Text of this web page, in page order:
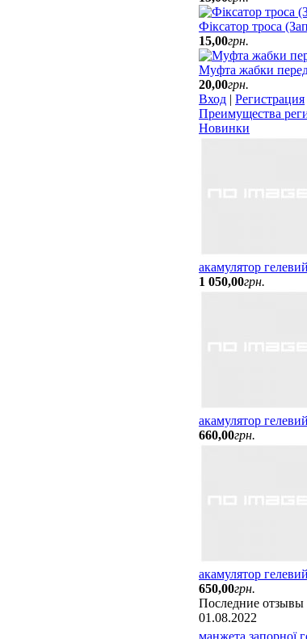
Фіксатор троса
15,00грн.
Муфта жабки
20,00грн.
Вход | Регистрация
Преимущества
Новинки
акамулятор
1 050,00грн.
акамулятор
660,00грн.
акамулятор
650,00грн.
Последние отзывы
01.08.2022
манжета запорної